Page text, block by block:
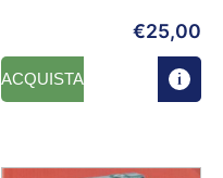
€25,00
ACQUISTA